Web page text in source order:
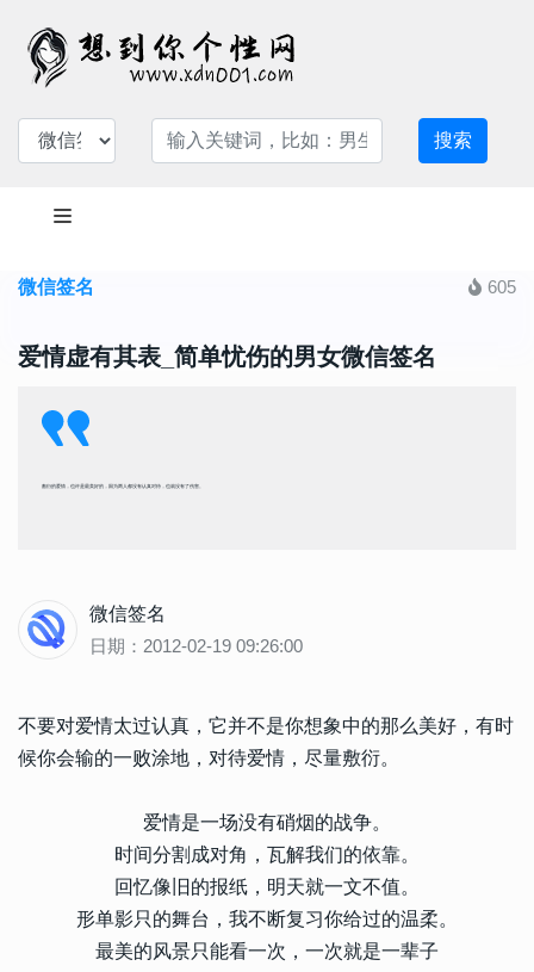
搜索
微信签名 605
爱情虚有其表_简单忧伤的男女微信签名
敷衍的爱情，也许是最美好的，因为两人都没有认真对待，也就没有了伤害。
微信签名
日期：2012-02-19 09:26:00
不要对爱情太过认真，它并不是你想象中的那么美好，有时
候你会输的一败涂地，对待爱情，尽量敷衍。
爱情是一场没有硝烟的战争。
时间分割成对角，瓦解我们的依靠。
回忆像旧的报纸，明天就一文不值。
形单影只的舞台，我不断复习你给过的温柔。
最美的风景只能看一次，一次就是一辈子